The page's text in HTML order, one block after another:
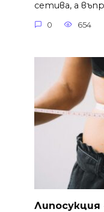
сетива, а
0 654